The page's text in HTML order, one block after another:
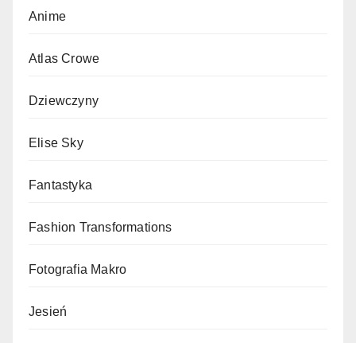
Anime
Atlas Crowe
Dziewczyny
Elise Sky
Fantastyka
Fashion Transformations
Fotografia Makro
Jesień